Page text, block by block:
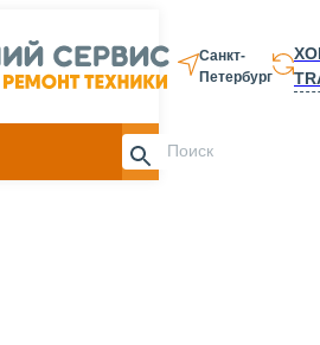
Санкт-
Петербург
8 812 337-